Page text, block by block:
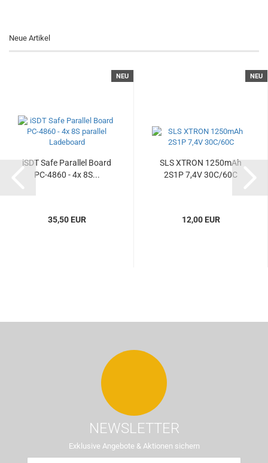
Neue Artikel
NEU
iSDT Safe Parallel Board
PC-4860 - 4x 8S...
35,50 EUR
NEU
SLS XTRON 1250mAh
2S1P 7,4V 30C/60C
12,00 EUR
NEWSLETTER
Exklusive Angebote & Aktionen sichern